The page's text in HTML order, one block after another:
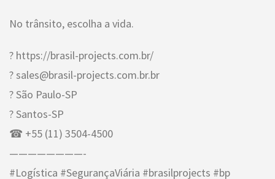
No trânsito, escolha a vida.
? https://brasil-projects.com.br/
? sales@brasil-projects.com.br.br
? São Paulo-SP
? Santos-SP
☎ +55 (11) 3504-4500
————————-
#Logística #SegurançaViária #brasilprojects #bp